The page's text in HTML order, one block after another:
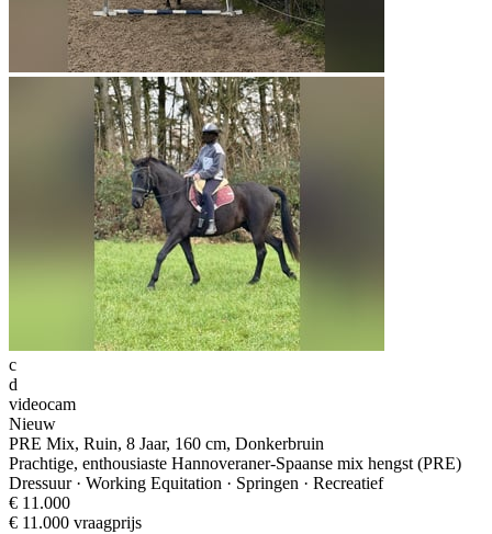
c
d
videocam
Nieuw
PRE Mix, Ruin, 8 Jaar, 160 cm, Donkerbruin
Prachtige, enthousiaste Hannoveraner-Spaanse mix hengst (PRE)
Dressuur · Working Equitation · Springen · Recreatief
€ 11.000
€ 11.000 vraagprijs